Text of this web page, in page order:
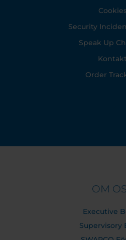
Security
Speak Up
Kontakt
Order
OM
Executive
Supervisory